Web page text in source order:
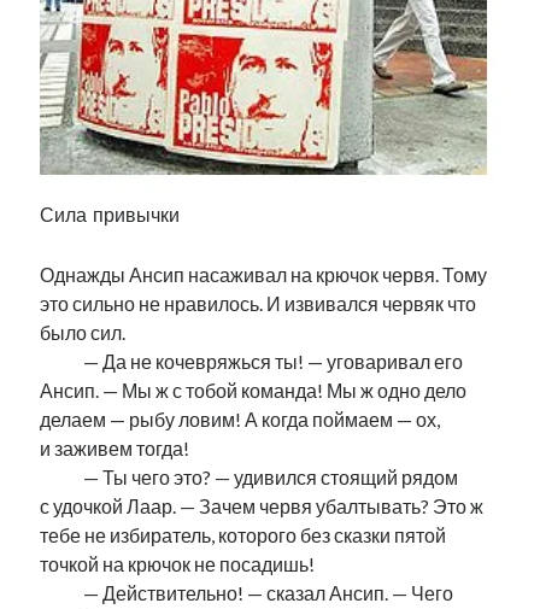
Сила привычки
Однажды Ансип насаживал на крючок червя. Тому
это сильно не нравилось. И извивался червяк что
было сил.
— Да не кочевряжься ты! — уговаривал его
Ансип. — Мы ж с тобой команда! Мы ж одно дело
делаем — рыбу ловим! А когда поймаем — ох,
и заживем тогда!
— Ты чего это? — удивился стоящий рядом
с удочкой Лаар. — Зачем червя убалтывать? Это ж
тебе не избиратель, которого без сказки пятой
точкой на крючок не посадишь!
— Действительно! — сказал Ансип. — Чего